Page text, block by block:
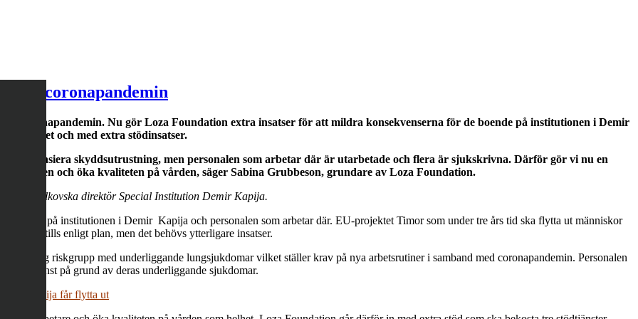
i coronapandemin
coronapandemin. Nu gör Loza Foundation extra insatser för att mildra konsekvenserna för de boende på institutionen i Demir
projektet och med extra stödinsatser.
att finansiera skyddsutrustning, men personalen som arbetar där är utarbetade och flera är sjukskrivna. Därför gör vi nu en
och öka kvaliteten på vården, säger Sabina Grubbeson, grundare av Loza Foundation.
Velkovska direktör Special Institution Demir Kapija.
som bor på institutionen i Demir Kapija och personalen som arbetar där. EU-projektet Timor som under tre års tid ska flytta ut människor
hittills enligt plan, men det behövs ytterligare insatser.
hög riskgrupp med underliggande lungsjukdomar vilket ställer krav på nya arbetsrutiner i samband med coronapandemin. Personalen
ur tjänst på grund av deras underliggande sjukdomar.
Kapija får flytta ut